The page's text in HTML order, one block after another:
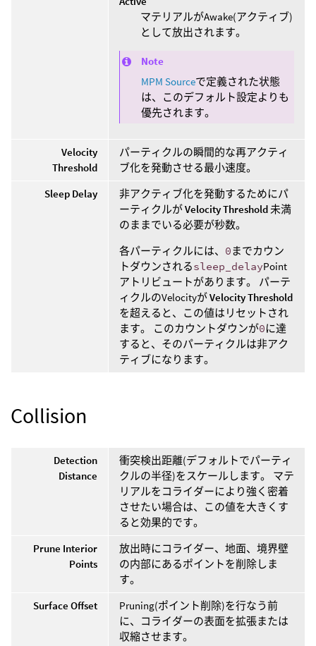
マテリアルがAwake(アクティブ)
として放出されます。
Note
MPM Sourceで定義された状態
は、このデフォルト設定よりも
優先されます。
Velocity
Threshold
パーティクルの瞬間的な再アクティ
ブ化を発動させる最小速度。
Sleep Delay
非アクティブ化を発動するためにパ
ーティクルがVelocity Threshold 未満
のままでいる必要が秒数。
各パーティクルには、 0までカウン
トダウンされるsleep_delayPoint
アトリビュートがあります。 パーテ
ィクルのVelocityがVelocity Threshold
を超えると、この値はリセットされ
ます。 このカウントダウンが0に達
すると、そのパーティクルは非アク
ティブになります。
Collision
Detection
Distance
衝突検出距離(デフォルトでパーティ
クルの半径)をスケールします。 マテ
リアルをコライダーにより強く密着
させたい場合は、この値を大きくす
ると効果的です。
Prune Interior
Points
放出時にコライダー、地面、境界壁
の内部にあるポイントを削除しま
す。
Surface Offset
Pruning(ポイント削除)を行なう前
に、コライダーの表面を拡張または
収縮させます。